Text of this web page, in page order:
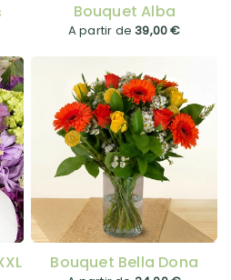
Bouquet Alba
A partir de39,00 €
Bouquet Bella Dona